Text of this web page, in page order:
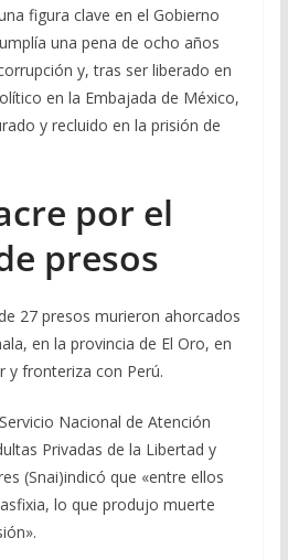
figura clave en el Gobierno
una pena de ocho años
y, tras ser liberado en
en la Embajada de México,
y recluido en la prisión de
por el
presos
27 presos murieron ahorcados
en la provincia de El Oro, en
y fronteriza con Perú.
Nacional de Atención
Privadas de la Libertad y
(Snai)indicó que «entre ellos
lo que produjo muerte